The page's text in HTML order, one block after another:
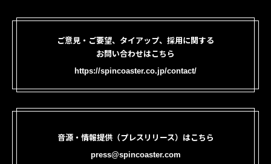
ご意見・ご要望、タイアップ、採用に関する
お問い合わせはこちら
https://spincoaster.co.jp/contact/
音源・情報提供（プレスリリース）はこちら
press@spincoaster.com